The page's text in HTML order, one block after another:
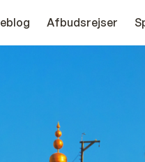
Afbudsrejser